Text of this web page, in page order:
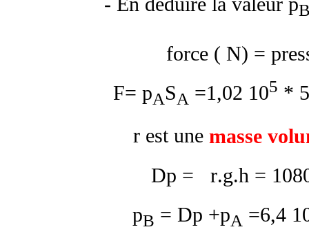
force ( N) =
F= pASA =1,02 105 *
r est une masse
Dp = r.g.h =
pB = Dp +pA =6,4